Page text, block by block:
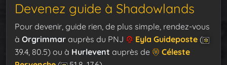
Devenez guide à Shadowlands
Pour devenir, guide rien, de plus simple, rendez-vous
à Orgrimmar auprès du PNJ Eyla Guideposte (
39.4, 80.5) ou à Hurlevent auprès de
Céleste